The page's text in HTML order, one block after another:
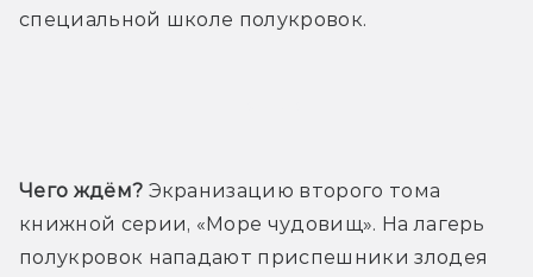
специальной школе полукровок.
Чего ждём? Экранизацию второго тома
книжной серии, «Море чудовищ». На лагерь
полукровок нападают приспешники злодея